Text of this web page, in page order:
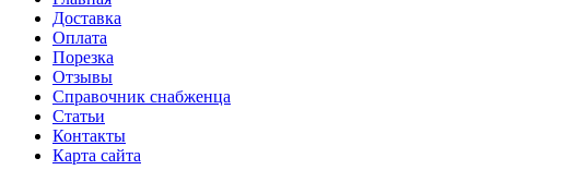
Доставка
Оплата
Порезка
Отзывы
Справочник снабженца
Статьи
Контакты
Карта сайта